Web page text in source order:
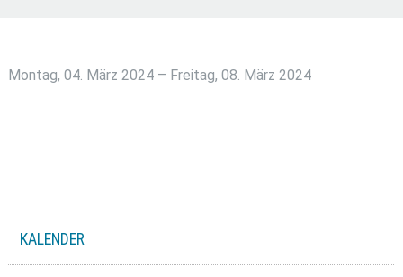
Montag, 04. März 2024 – Freitag, 08. März 2024
KALENDER